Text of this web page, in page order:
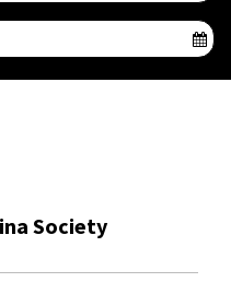
Society